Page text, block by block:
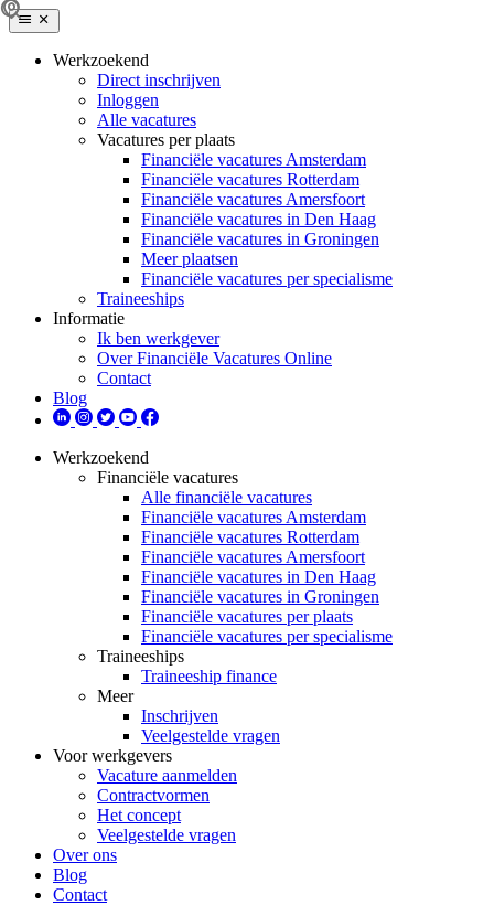
Werkzoekend
Direct inschrijven
Inloggen
Alle vacatures
Vacatures per plaats
Financiële vacatures Amsterdam
Financiële vacatures Rotterdam
Financiële vacatures Amersfoort
Financiële vacatures in Den Haag
Financiële vacatures in Groningen
Meer plaatsen
Financiële vacatures per specialisme
Traineeships
Informatie
Ik ben werkgever
Over Financiële Vacatures Online
Contact
Blog
Werkzoekend
Financiële vacatures
Alle financiële vacatures
Financiële vacatures Amsterdam
Financiële vacatures Rotterdam
Financiële vacatures Amersfoort
Financiële vacatures in Den Haag
Financiële vacatures in Groningen
Financiële vacatures per plaats
Financiële vacatures per specialisme
Traineeships
Traineeship finance
Meer
Inschrijven
Veelgestelde vragen
Voor werkgevers
Vacature aanmelden
Contractvormen
Het concept
Veelgestelde vragen
Over ons
Blog
Contact